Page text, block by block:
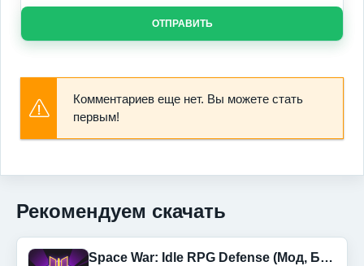
ОТПРАВИТЬ
Комментариев еще нет. Вы можете стать
первым!
Рекомендуем скачать
Space War: Idle RPG Defense (Мод, Бесплатные покупки)